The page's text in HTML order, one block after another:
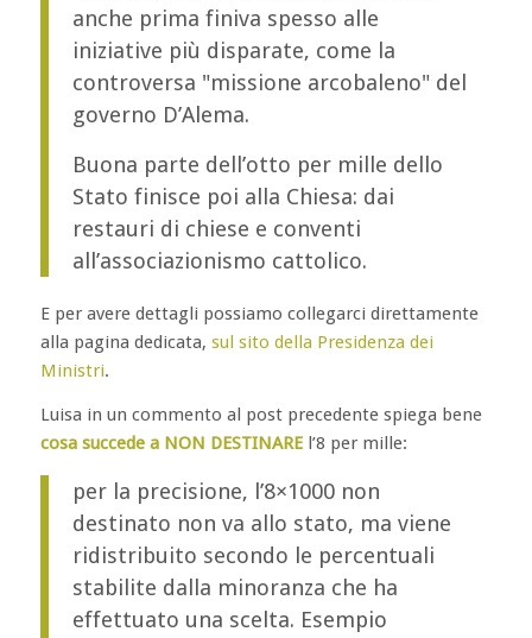
anche prima finiva spesso alle
iniziative più disparate, come la
controversa missione arcobaleno del
governo D’Alema.
Buona parte dell’otto per mille dello
Stato finisce poi alla Chiesa: dai
restauri di chiese e conventi
all’associazionismo cattolico.
E per avere dettagli possiamo collegarci direttamente
alla pagina dedicata, sul sito della Presidenza dei
Ministri.
Luisa in un commento al post precedente spiega bene
cosa succede a NON DESTINAREl’8 per mille:
per la precisione, l’8×1000 non
destinato non va allo stato, ma viene
ridistribuito secondo le percentuali
stabilite dalla minoranza che ha
effettuato una scelta. Esempio